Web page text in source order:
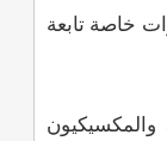
فردا والتي سيطرت عليها قوات خاصة تابعة
والمكسيكيون